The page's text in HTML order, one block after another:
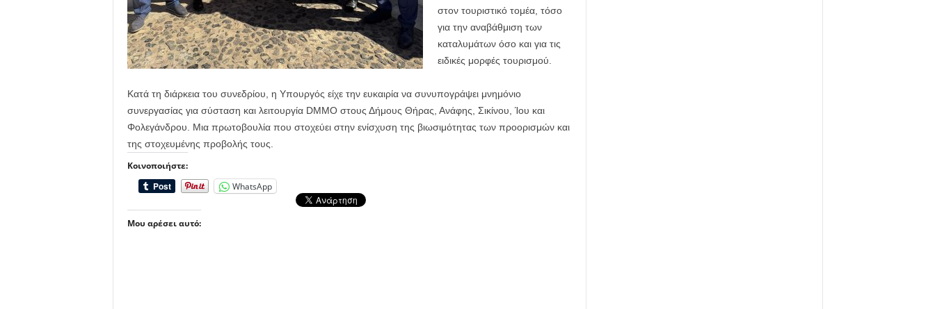
στον τουριστικό τομέα, τόσο
για την αναβάθμιση των
καταλυμάτων όσο και για τις
ειδικές μορφές τουρισμού.
Κατά τη διάρκεια του συνεδρίου, η Υπουργός είχε την ευκαιρία να συνυπογράψει μνημόνιο
συνεργασίας για σύσταση και λειτουργία DMMO στους Δήμους Θήρας, Ανάφης, Σικίνου, Ίου και
Φολεγάνδρου. Μια πρωτοβουλία που στοχεύει στην ενίσχυση της βιωσιμότητας των προορισμών και
της στοχευμένης προβολής τους.
Κοινοποιήστε:
WhatsApp
Μου αρέσει αυτό: